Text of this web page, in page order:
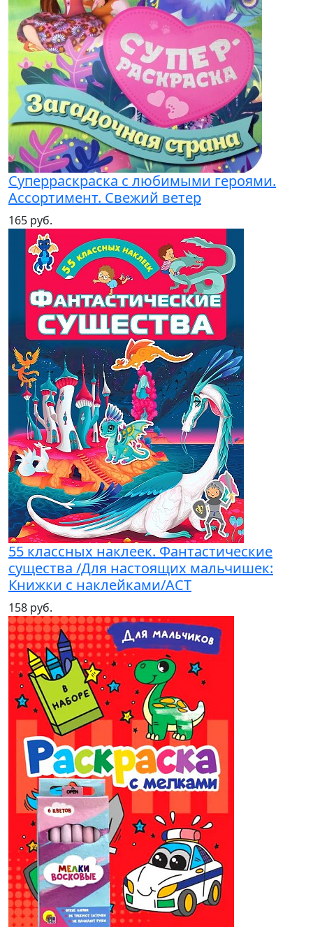
Суперраскраска с любимыми героями.
Ассортимент. Свежий ветер
165 руб.
55 классных наклеек. Фантастические
существа /Для настоящих мальчишек:
Книжки с наклейками/АСТ
158 руб.